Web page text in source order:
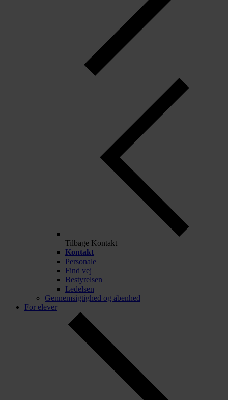
Tilbage Kontakt
Kontakt
Personale
Find vej
Bestyrelsen
Ledelsen
Gennemsigtighed og åbenhed
For elever